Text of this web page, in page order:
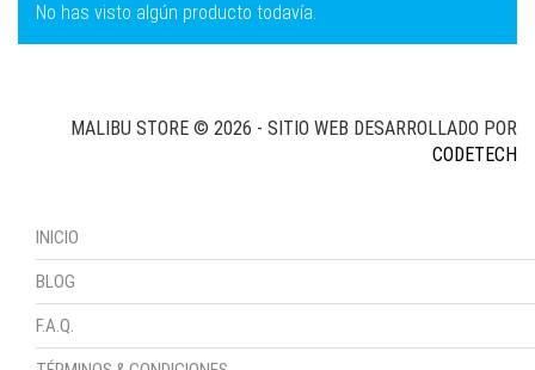
No has visto algún producto todavía.
INICIO
BLOG
F.A.Q.
MALIBU STORE © 2026 - SITIO WEB DESARROLLADO POR
CODETECH